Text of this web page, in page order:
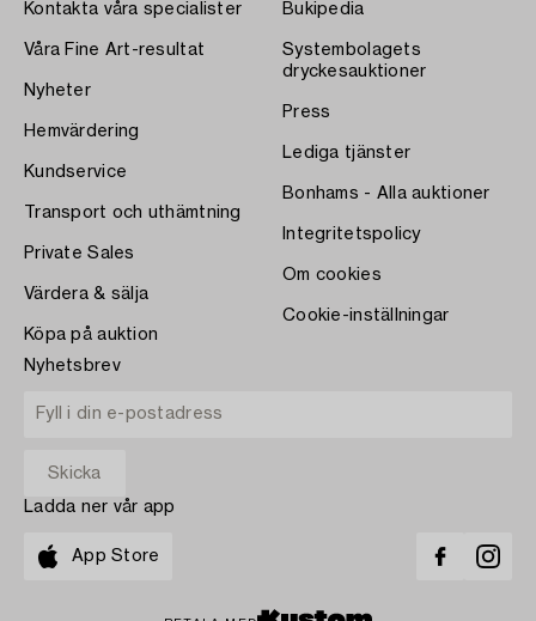
Kontakta våra specialister
Våra Fine Art-resultat
Nyheter
Hemvärdering
Kundservice
Transport och uthämtning
Private Sales
Värdera & sälja
Köpa på auktion
Bukipedia
Systembolagets
dryckesauktioner
Press
Lediga tjänster
Bonhams - Alla auktioner
Integritetspolicy
Om cookies
Cookie-inställningar
Nyhetsbrev
Ladda ner vår app
App Store